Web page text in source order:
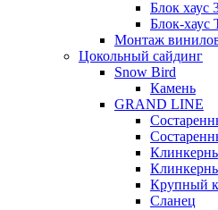
Блок хаус
Блок-хаус
Монтаж
Цокольный сайдинг
Snow Bird
Камень
GRAND LINE
Крупный
Сланец